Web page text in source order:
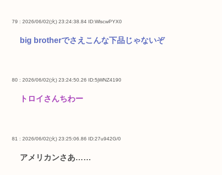
79 : 2026/06/02(火) 23:24:38.84 ID:WlscwPYX0
big brotherでさえこんな下品じゃないぞ
80 : 2026/06/02(火) 23:24:50.26 ID:5jWNZ4190
トロイさんちわー
81 : 2026/06/02(火) 23:25:06.86 ID:27u942G/0
アメリカンさあ……